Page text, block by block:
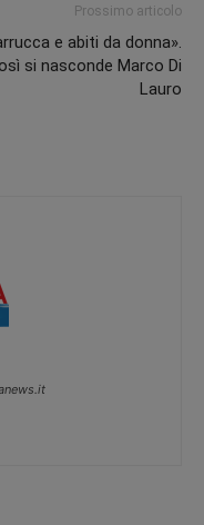
Prossimo articolo
e abiti da donna».
si nasconde Marco Di
Lauro